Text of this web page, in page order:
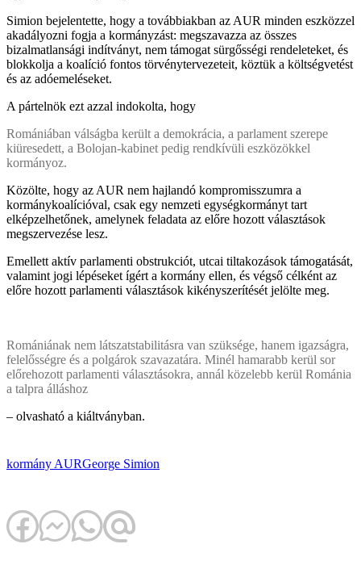
Simion bejelentette, hogy a továbbiakban az AUR minden eszközzel
akadályozni fogja a kormányzást: megszavazza az összes
bizalmatlansági indítványt, nem támogat sürgősségi rendeleteket, és
blokkolja a koalíció fontos törvénytervezeteit, köztük a költségvetést
és az adóemeléseket.
A pártelnök ezt azzal indokolta, hogy
Romániában válságba került a demokrácia, a parlament szerepe
kiüresedett, a Bolojan-kabinet pedig rendkívüli eszközökkel
kormányoz.
Közölte, hogy az AUR nem hajlandó kompromisszumra a
kormánykoalícióval, csak egy nemzeti egységkormányt tart
elképzelhetőnek, amelynek feladata az előre hozott választások
megszervezése lesz.
Emellett aktív parlamenti obstrukciót, utcai tiltakozások támogatását,
valamint jogi lépéseket ígért a kormány ellen, és végső célként az
előre hozott parlamenti választások kikényszerítését jelölte meg.
Romániának nem látszatstabilitásra van szüksége, hanem igazságra,
felelősségre és a polgárok szavazatára. Minél hamarabb kerül sor
előrehozott parlamenti választásokra, annál közelebb kerül Románia
a talpra álláshoz
– olvasható a kiáltványban.
kormány AURGeorge Simion